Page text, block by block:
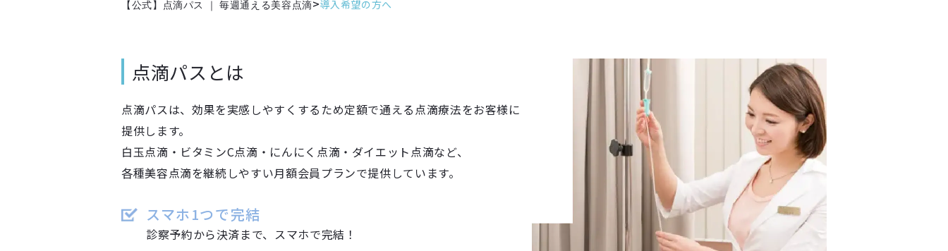
【公式】点滴パス ｜ 毎週通える美容点滴>導入希望の方へ
点滴パスとは
点滴パスは、効果を実感しやすくするため定額で通える点滴療法をお客様に
提供します。
白玉点滴・ビタミンC点滴・にんにく点滴・ダイエット点滴など、
各種美容点滴を継続しやすい月額会員プランで提供しています。
スマホ1つで完結
診察予約から決済まで、スマホで完結！